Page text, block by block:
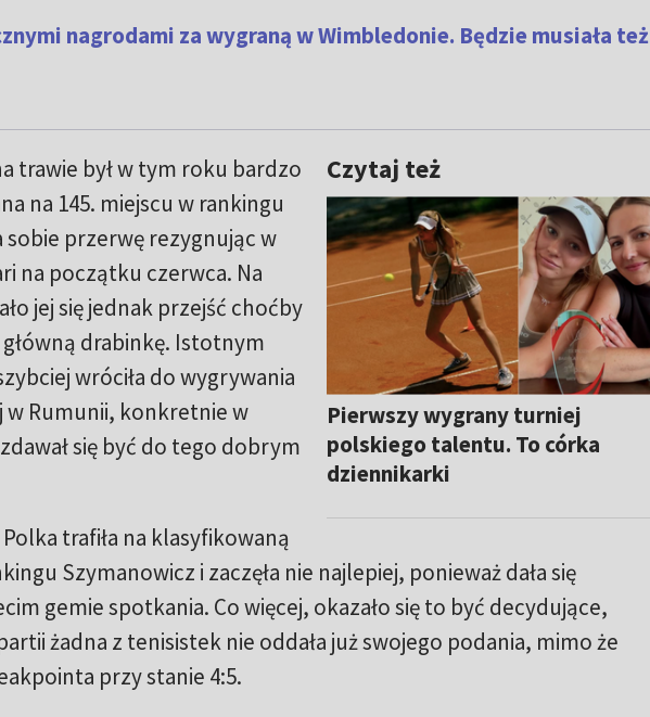
nagrodami za wygraną w Wimbledonie. Będzie musiała
Czytaj też
Pierwszy wygrany turniej
polskiego talentu. To córka
dziennikarki
trawie był w tym roku bardzo
na 145. miejscu w rankingu
sobie przerwę rezygnując w
na początku czerwca. Na
jej się jednak przejść choćby
drabinkę. Istotnym
wróciła do wygrywania
w Rumunii, konkretnie w
się być do tego dobrym
trafiła na klasyfikowaną
Szymanowicz i zaczęła nie najlepiej, ponieważ dała się
gemie spotkania. Co więcej, okazało się to być decydujące,
żadna z tenisistek nie oddała już swojego podania, mimo że
przy stanie 4:5.